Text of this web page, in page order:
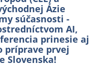
Ázie
súčasnosti -
AI,
prinesie aj
príprave prvej
Slovenska!